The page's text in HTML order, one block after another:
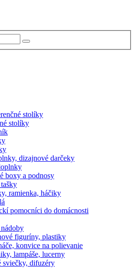
stolíky
stolíky
dizajnové darčeky
boxy a podnosy
ramienka, háčiky
pomocníci do domácnosti
figuríny, plastiky
konvice na polievanie
lampáše, lucerny
sviečky, difuzéry